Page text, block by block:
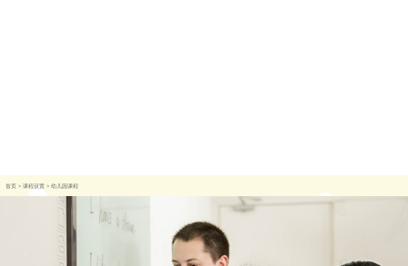
首页 > 课程设置 > 幼儿园课程